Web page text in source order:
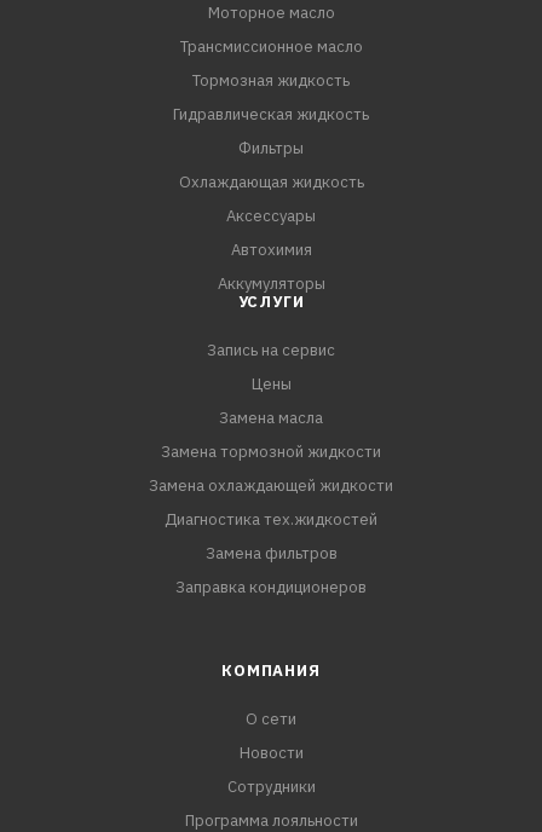
Моторное масло
Трансмиссионное масло
Тормозная жидкость
Гидравлическая жидкость
Фильтры
Охлаждающая жидкость
Аксессуары
Автохимия
Аккумуляторы
УСЛУГИ
Запись на сервис
Цены
Замена масла
Замена тормозной жидкости
Замена охлаждающей жидкости
Диагностика тех.жидкостей
Замена фильтров
Заправка кондиционеров
КОМПАНИЯ
О сети
Новости
Сотрудники
Программа лояльности